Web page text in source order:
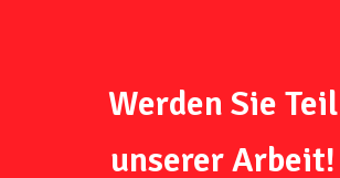
Werden Sie Teil
unserer Arbeit!